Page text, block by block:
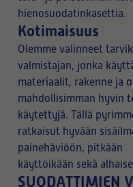
hienosuodatinkasettia.
Kotimaisuus
Olemme valinneet
valmistajan, jonka
materiaalit, rakenne ja
mahdollisimman hyvin
käytettyjä. Tällä
ratkaisut hyvään
painehäviöön, pitkään
käyttöikään sekä
SUODATTIMIEN